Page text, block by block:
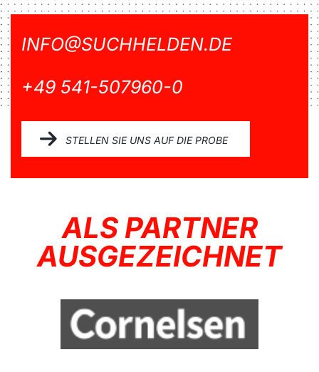
INFO@SUCHHELDEN.DE
+49 541-507960-0
STELLEN SIE UNS AUF DIE PROBE
ALS PARTNER
AUSGEZEICHNET